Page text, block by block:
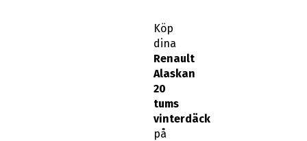
Köp
dina
Renault
Alaskan
20
tums
vinterdäck
på